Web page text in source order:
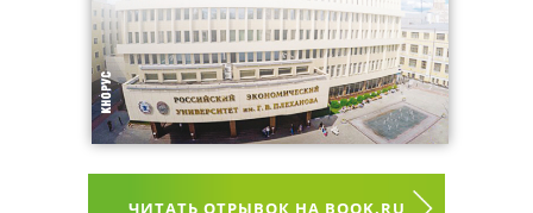
ЧИТАТЬ ОТРЫВОК НА BOOK.RU